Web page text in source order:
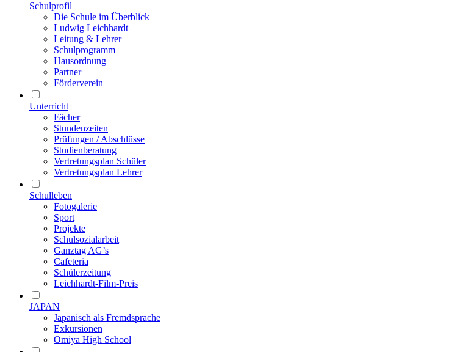
Schulprofil
Die Schule im Überblick
Ludwig Leichhardt
Leitung & Lehrer
Schulprogramm
Hausordnung
Partner
Förderverein
Unterricht
Fächer
Stundenzeiten
Prüfungen / Abschlüsse
Studienberatung
Vertretungsplan Schüler
Vertretungsplan Lehrer
Schulleben
Fotogalerie
Sport
Projekte
Schulsozialarbeit
Ganztag AG’s
Cafeteria
Schülerzeitung
Leichhardt-Film-Preis
JAPAN
Japanisch als Fremdsprache
Exkursionen
Omiya High School